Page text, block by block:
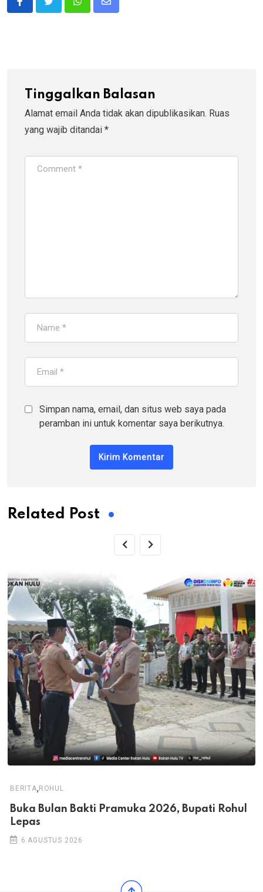
WhatsappShare
Tinggalkan Balasan
Alamat email Anda tidak akan dipublikasikan. Ruas
yang wajib ditandai *
Simpan nama, email, dan situs web saya pada
peramban ini untuk komentar saya berikutnya.
Related Post
BERITA,ROHUL
Buka Bulan Bakti Pramuka 2026, Bupati Rohul
Lepas
6 AGUSTUS 2026